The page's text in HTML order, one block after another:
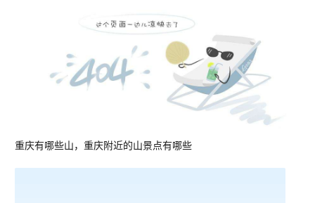
重庆有哪些山，重庆附近的山景点有哪些